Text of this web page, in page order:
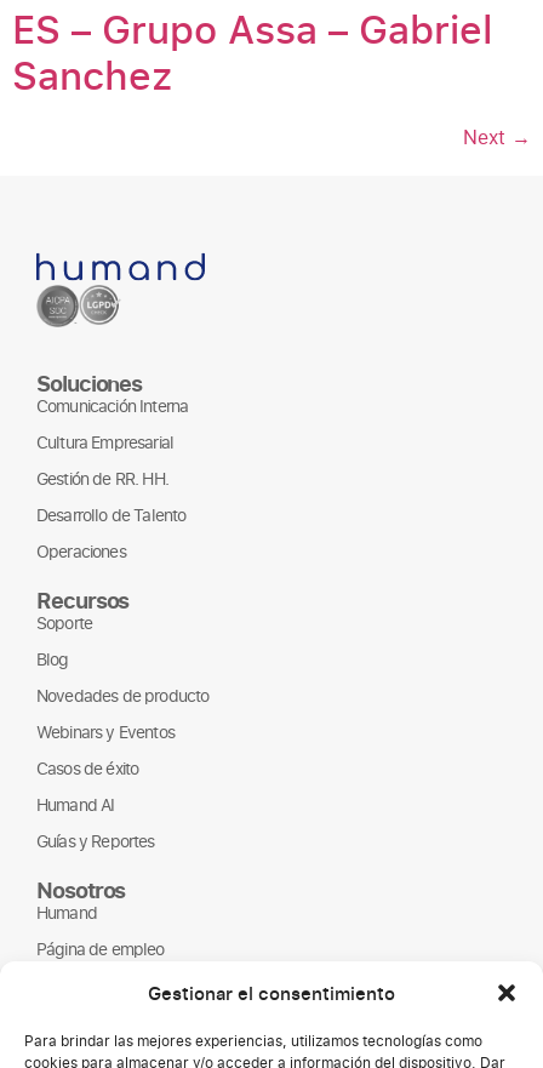
Gestionar el consentimiento
Para brindar las mejores experiencias, utilizamos tecnologías como
cookies para almacenar y/o acceder a información del dispositivo. Dar
ES – Grupo Assa – Gabriel
Sanchez
Next →
Soluciones
Comunicación Interna
Cultura Empresarial
Gestión de RR. HH.
Desarrollo de Talento
Operaciones
Recursos
Soporte
Blog
Novedades de producto
Webinars y Eventos
Casos de éxito
Humand AI
Guías y Reportes
Nosotros
Humand
Página de empleo